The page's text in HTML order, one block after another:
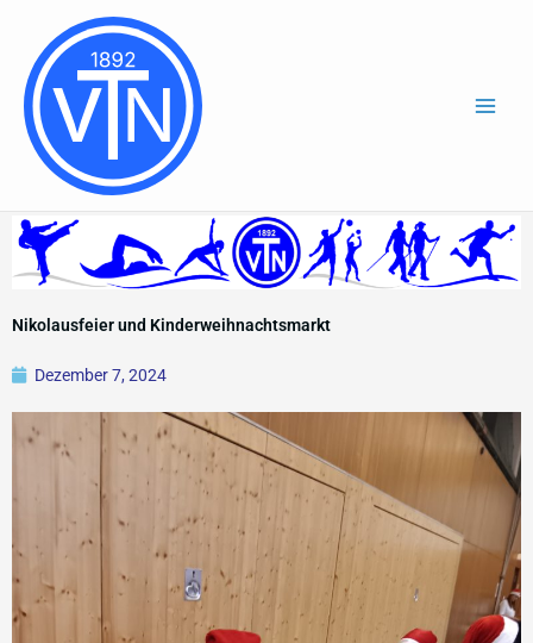
springen
Nikolausfeier und Kinderweihnachtsmarkt
Dezember 7, 2024